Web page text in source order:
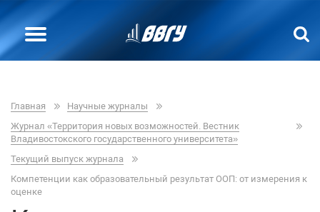
Главная
Научные журналы
Журнал «Территория новых возможностей. Вестник
Владивостокского государственного университета»
Текущий выпуск журнала
Компетенции как образовательный результат ООП: от измерения к
оценке